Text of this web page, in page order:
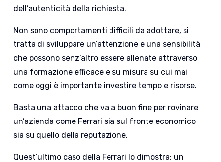
dell’autenticità della richiesta.
Non sono comportamenti difficili da adottare, si
tratta di sviluppare un’attenzione e una sensibilità
che possono senz’altro essere allenate attraverso
una formazione efficace e su misura su cui mai
come oggi è importante investire tempo e risorse.
Basta una attacco che va a buon fine per rovinare
un’azienda come Ferrari sia sul fronte economico
sia su quello della reputazione.
Quest’ultimo caso della Ferrari lo dimostra: un